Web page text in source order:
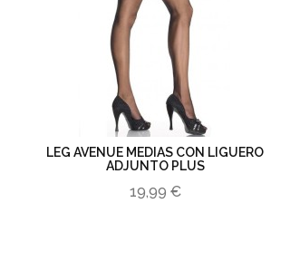
LEG AVENUE MEDIAS CON LIGUERO
ADJUNTO PLUS
19,99 €